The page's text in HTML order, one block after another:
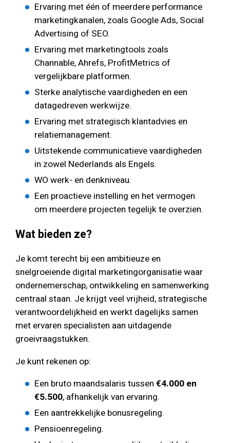
Ervaring met één of meerdere performance
marketingkanalen, zoals Google Ads, Social
Advertising of SEO.
Ervaring met marketingtools zoals
Channable, Ahrefs, ProfitMetrics of
vergelijkbare platformen.
Sterke analytische vaardigheden en een
datagedreven werkwijze.
Ervaring met strategisch klantadvies en
relatiemanagement.
Uitstekende communicatieve vaardigheden
in zowel Nederlands als Engels.
WO werk- en denkniveau.
Een proactieve instelling en het vermogen
om meerdere projecten tegelijk te overzien.
Wat bieden ze?
Je komt terecht bij een ambitieuze en
snelgroeiende digital marketingorganisatie waar
ondernemerschap, ontwikkeling en samenwerking
centraal staan. Je krijgt veel vrijheid, strategische
verantwoordelijkheid en werkt dagelijks samen
met ervaren specialisten aan uitdagende
groeivraagstukken.
Je kunt rekenen op:
Een bruto maandsalaris tussen €4.000 en
€5.500, afhankelijk van ervaring.
Een aantrekkelijke bonusregeling.
Pensioenregeling.